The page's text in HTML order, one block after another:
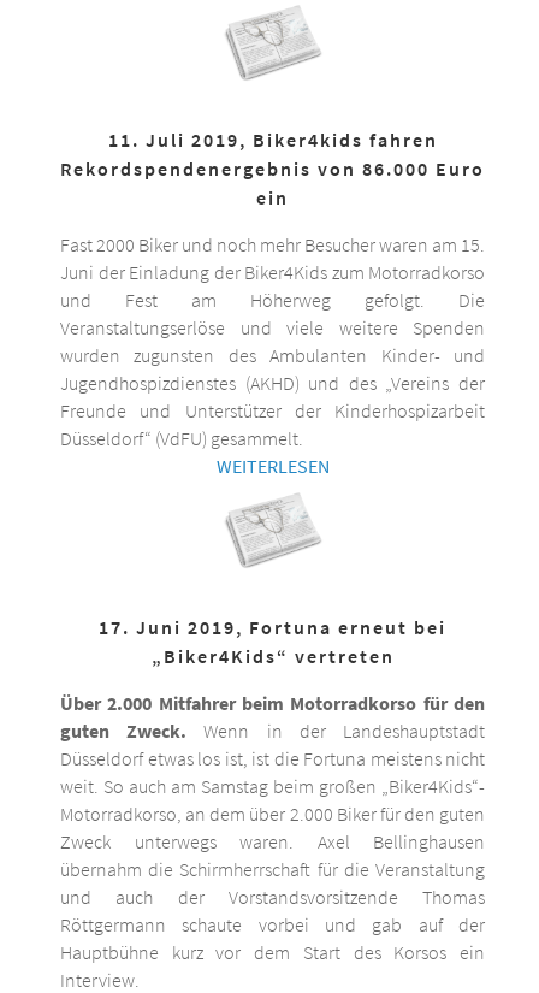
11. Juli 2019, Biker4kids fahren
Rekordspendenergebnis von 86.000 Euro
ein
Fast 2000 Biker und noch mehr Besucher waren am 15.
Juni der Einladung der Biker4Kids zum Motorradkorso
und Fest am Höherweg gefolgt. Die
Veranstaltungserlöse und viele weitere Spenden
wurden zugunsten des Ambulanten Kinder- und
Jugendhospizdienstes (AKHD) und des „Vereins der
Freunde und Unterstützer der Kinderhospizarbeit
Düsseldorf“ (VdFU) gesammelt.
WEITERLESEN
17. Juni 2019, Fortuna erneut bei
„Biker4Kids“ vertreten
Über 2.000 Mitfahrer beim Motorradkorso für den
guten Zweck. Wenn in der Landeshauptstadt
Düsseldorf etwas los ist, ist die Fortuna meistens nicht
weit. So auch am Samstag beim großen „Biker4Kids“-
Motorradkorso, an dem über 2.000 Biker für den guten
Zweck unterwegs waren. Axel Bellinghausen
übernahm die Schirmherrschaft für die Veranstaltung
und auch der Vorstandsvorsitzende Thomas
Röttgermann schaute vorbei und gab auf der
Hauptbühne kurz vor dem Start des Korsos ein
Interview.